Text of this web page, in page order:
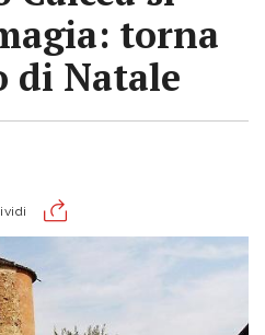
torna
di Natale